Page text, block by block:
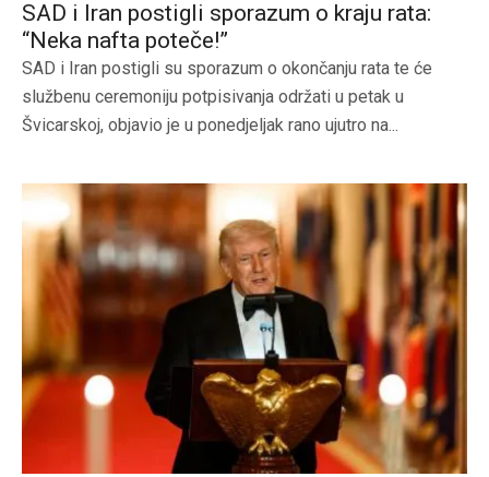
SAD i Iran postigli sporazum o kraju rata:
“Neka nafta poteče!”
SAD i Iran postigli su sporazum o okončanju rata te će
službenu ceremoniju potpisivanja održati u petak u
Švicarskoj, objavio je u ponedjeljak rano ujutro na...